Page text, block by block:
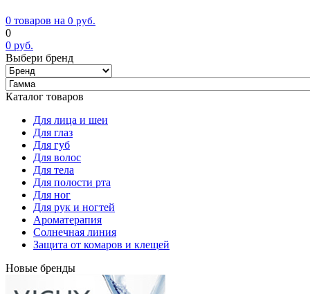
0 товаров на 0 руб.
0
0 руб.
Выбери бренд
Каталог товаров
Для лица и шеи
Для глаз
Для губ
Для волос
Для тела
Для полости рта
Для ног
Для рук и ногтей
Ароматерапия
Солнечная линия
Защита от комаров и клещей
Новые бренды